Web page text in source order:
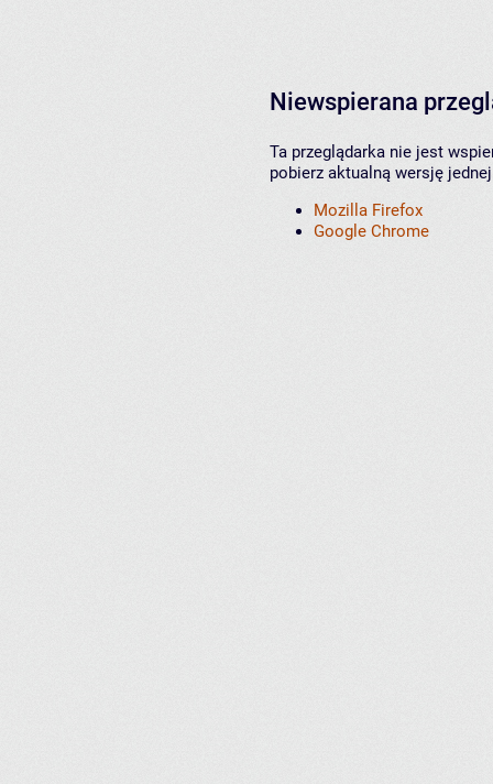
Niewspierana
Ta przeglądarka nie jest
pobierz aktualną wersję
Mozilla Firefox
Google Chrome